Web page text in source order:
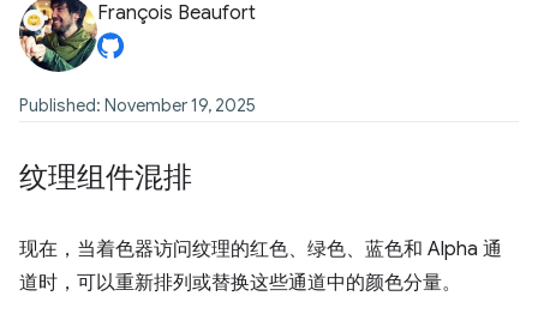
François Beaufort
Published: November 19, 2025
纹理组件混排
现在，当着色器访问纹理的红色、绿色、蓝色和 Alpha 通
道时，可以重新排列或替换这些通道中的颜色分量。